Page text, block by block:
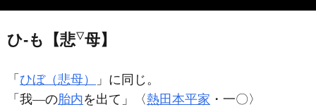
ひ‐も【悲▽母】
「 ひぼ（悲母）
」に同じ。
「我―の胎内を出て」〈熱田本平家 ・一〇〉